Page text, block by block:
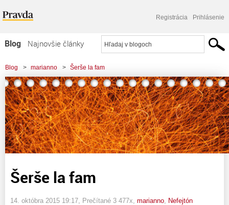
Registrácia Prihlásenie
Blog
Najnovšie články
Najčítanejšie články
Najkomentovanejšie články
Zoznam blogov
Komerčné blogy
Blog > marianno > Šerše la fam
Šerše la fam
14. októbra 2015 19:17 , Prečítané 3 477x, marianno Nefejtón